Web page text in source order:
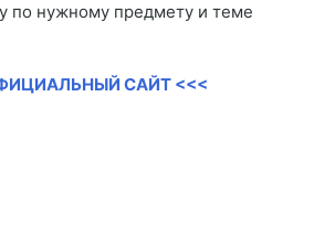
по нужному предмету и теме
САЙТ <<<